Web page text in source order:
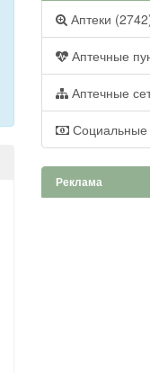
Аптеки
Аптечные
Аптечные
Социальные
Реклама